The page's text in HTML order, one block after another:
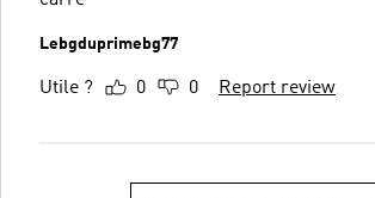
Lebgduprimebg77
Utile ? 0 0 Report review